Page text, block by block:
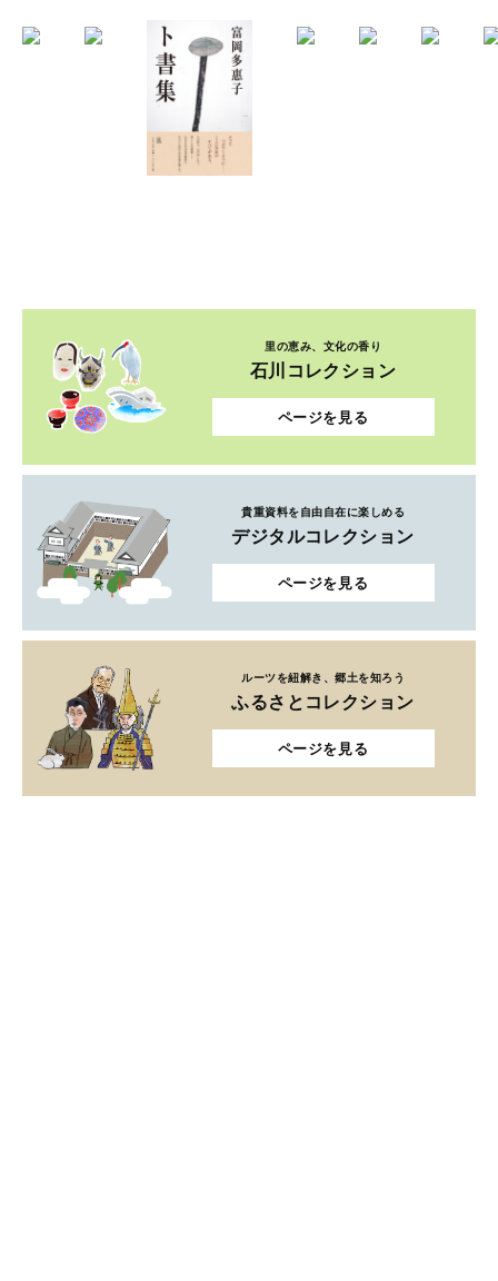
里の恵み、文化の香り
石川コレクション
ページを見る
貴重資料を自由自在に楽しめる
デジタルコレクション
ページを見る
ルーツを紐解き、郷土を知ろう
ふるさとコレクション
ページを見る